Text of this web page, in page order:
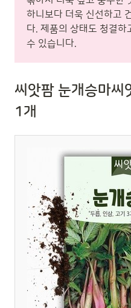
하니보다 더욱 신선하고
다. 제품의 상태도 청결하
수 있습니다.
씨앗팜 눈개승마
1개